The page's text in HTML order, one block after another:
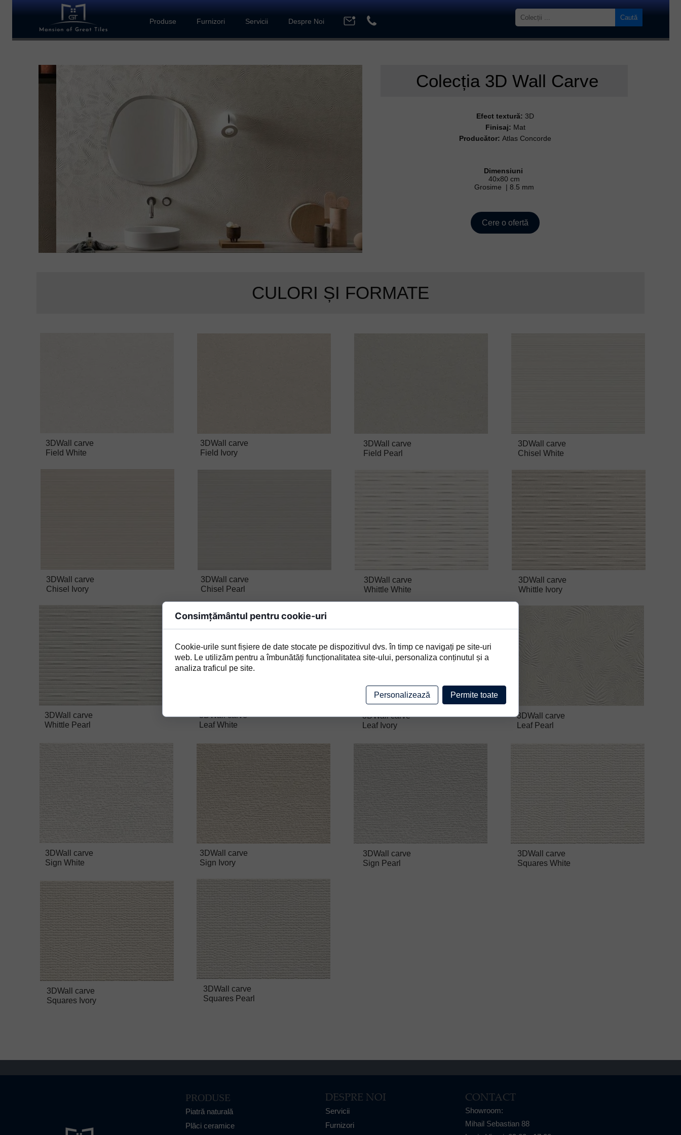
Caută
Produse
Piatra naturala
Plăci ceramice
Mozaic
Piatră compozită
Radiatoare
Furnizori Servicii Despre Noi
Cine suntem
Portofoliu Lucrări
Contact
Blog
3DWall carve
Squares Pearl
3DWall carve
Squares Ivory
3DWall carve
Squares White
3DWall carve
Sign Pearl
3DWall carve
Sign Ivory
3DWall carve
Sign White
3DWall carve
Leaf Pearl
3DWall carve
Leaf Ivory
3DWall carve
Leaf White
3DWall carve
Whittle Pearl
3DWall carve
Whittle Ivory
3DWall carve
Whittle White
3DWall carve
Chisel Pearl
3DWall carve
Chisel Ivory
3DWall carve
Chisel White
3DWall carve
Field Pearl
3DWall carve
Field Ivory
3DWall carve
Field White
CULORI ȘI FORMATE
Dimensiuni
40x80 cm
Grosime | 8.5 mm
Colecția 3D Wall Carve
Efect textură: 3D
Finisaj: Mat
Producător: Atlas Concorde
Cere o ofertă
CONTACT
Showroom:
Mihail Sebastian 88
DESPRE NOI
Servicii
Furnizori
PRODUSE
Piatră naturală
Plăci ceramice
Consimțământul pentru cookie-uri
Cookie-urile sunt fișiere de date stocate pe dispozitivul dvs. în timp ce navigați pe site-uri
web. Le utilizăm pentru a îmbunătăți funcționalitatea site-ului, personaliza conținutul și a
analiza traficul pe site.
Personalizează Permite toate